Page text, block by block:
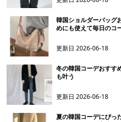
韓国ショルダーバッグ
めにも使えて毎日のコ
更新日2026-06-18
冬の韓国コーデおすす
も叶う
更新日2026-06-18
夏の韓国コーデにぴっ